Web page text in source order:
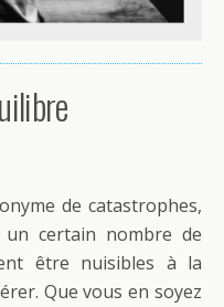
de catastrophes,
certain nombre de
être nuisibles à la
Que vous en soyez